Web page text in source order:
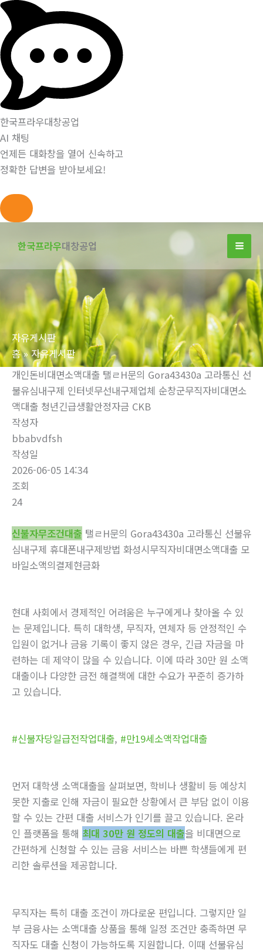
한국프라우대창공업
AI 채팅
언제든 대화창을 열어 신속하고
정확한 답변을 받아보세요!
너
뛰
기
한국프라우대창공업
자유게시판
홈
자유게시판
개인돈비대면소액대출 탤ㄹH문의 Gora43430a 고라통신 선
불유심내구제 인터넷무선내구제업체 순창군무직자비대면소
액대출 청년긴급생활안정자금 CKB
작성자
bbabvdfsh
작성일
2026-06-05 14:34
조회
24
신불자무조건대출 탤ㄹH문의 Gora43430a 고라통신 선불유
심내구제 휴대폰내구제방법 화성시무직자비대면소액대출 모
바일소액의결제현금화
현대 사회에서 경제적인 어려움은 누구에게나 찾아올 수 있
는 문제입니다. 특히 대학생, 무직자, 연체자 등 안정적인 수
입원이 없거나 금융 기록이 좋지 않은 경우, 긴급 자금을 마
련하는 데 제약이 많을 수 있습니다. 이에 따라 30만 원 소액
대출이나 다양한 금전 해결책에 대한 수요가 꾸준히 증가하
고 있습니다.
#신불자당일급전작업대출, #만19세소액작업대출
먼저 대학생 소액대출을 살펴보면, 학비나 생활비 등 예상치
못한 지출로 인해 자금이 필요한 상황에서 큰 부담 없이 이용
할 수 있는 간편 대출 서비스가 인기를 끌고 있습니다. 온라
인 플랫폼을 통해 최대 30만 원 정도의 대출을 비대면으로
간편하게 신청할 수 있는 금융 서비스는 바쁜 학생들에게 편
리한 솔루션을 제공합니다.
무직자는 특히 대출 조건이 까다로운 편입니다. 그렇지만 일
부 금융사는 소액대출 상품을 통해 일정 조건만 충족하면 무
직자도 대출 신청이 가능하도록 지원합니다. 이때 선불유심